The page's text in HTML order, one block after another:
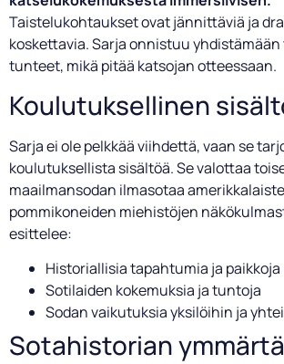
Taistelukohtaukset ovat jännittäviä ja
koskettavia. Sarja onnistuu
tunteet, mikä pitää katsojan otteessaan.
Koulutuksellinen
Sarja ei ole pelkkää viihdettä, vaan se
koulutuksellista sisältöä. Se valottaa
maailmansodan ilmasotaa
pommikoneiden miehistöjen
esittelee:
Historiallisia tapahtumia ja paikkoja
Sotilaiden kokemuksia ja tuntoja
Sodan vaikutuksia yksilöihin ja
Sotahistorian